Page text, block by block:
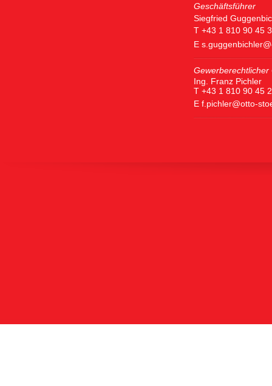
Geschäftsführer
Siegfried
T +43 1 810 90 45
E
Gewerberechtlicher
Ing. Franz Pichler
T +43 1 810 90 45
E f.pichler@otto-